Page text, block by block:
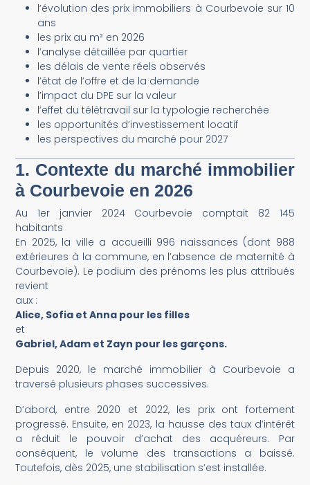
l’évolution des prix immobiliers à Courbevoie sur 10
ans
les prix au m² en 2026
l’analyse détaillée par quartier
les délais de vente réels observés
l’état de l’offre et de la demande
l’impact du DPE sur la valeur
l’effet du télétravail sur la typologie recherchée
les opportunités d’investissement locatif
les perspectives du marché pour 2027
1. Contexte du marché immobilier
à Courbevoie en 2026
Au 1er janvier 2024 Courbevoie comptait 82 145
habitants
En 2025, la ville a accueilli 996 naissances (dont 988
extérieures à la commune, en l’absence de maternité à
Courbevoie). Le podium des prénoms les plus attribués
revient
aux :
Alice, Sofia et Anna pour les filles
et
Gabriel, Adam et Zayn pour les garçons.
Depuis 2020, le marché immobilier à Courbevoie a
traversé plusieurs phases successives.
D’abord, entre 2020 et 2022, les prix ont fortement
progressé. Ensuite, en 2023, la hausse des taux d’intérêt
a réduit le pouvoir d’achat des acquéreurs. Par
conséquent, le volume des transactions a baissé.
Toutefois, dès 2025, une stabilisation s’est installée.